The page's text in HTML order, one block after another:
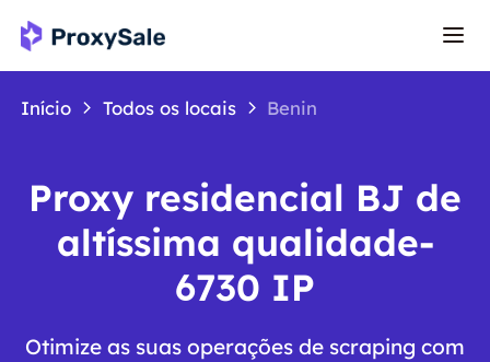
Início Todos os locais Benin
Proxy residencial BJ de
altíssima qualidade-
6730 IP
Otimize as suas operações de scraping com